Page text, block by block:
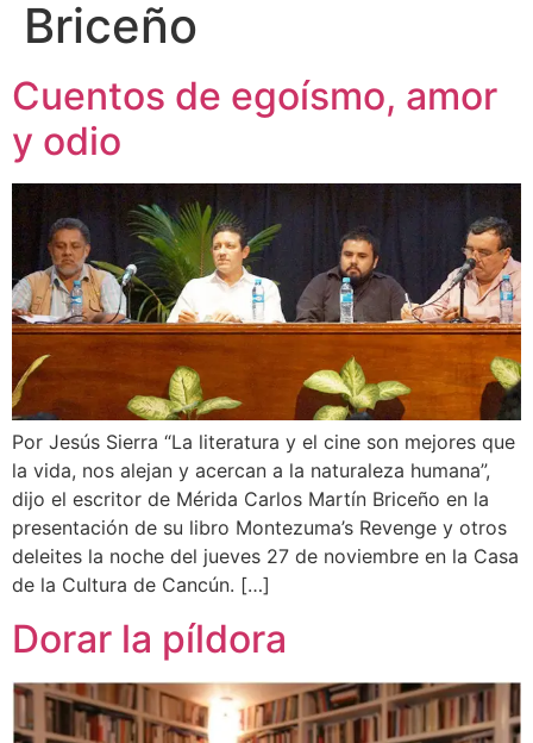
Briceño
Cuentos de egoísmo, amor
y odio
Por Jesús Sierra “La literatura y el cine son mejores que
la vida, nos alejan y acercan a la naturaleza humana”,
dijo el escritor de Mérida Carlos Martín Briceño en la
presentación de su libro Montezuma’s Revenge y otros
deleites la noche del jueves 27 de noviembre en la Casa
de la Cultura de Cancún. […]
Dorar la píldora